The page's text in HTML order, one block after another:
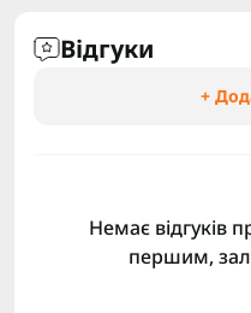
Відгуки
+
Немає відгуків
першим,